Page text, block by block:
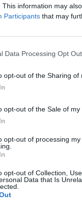
This information may
Participants that may
Data Processing Opt
opt-out of the Sharing of
opt-out of the Sale of my
opt-out of processing
opt-out of Collection,
Data that Is
elektros
tiesiogine šio